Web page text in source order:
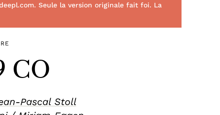
Seule la version originale fait foi. La
CO
Pascal Stoll